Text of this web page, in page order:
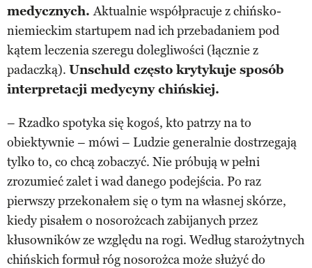
medycznych.Aktualnie współpracuje z chińsko-
niemieckim startupem nad ich przebadaniem pod
kątem leczenia szeregu dolegliwości (łącznie z
padaczką). Unschuld często krytykuje sposób
interpretacji medycyny chińskiej.
– Rzadko spotyka się kogoś, kto patrzy na to
obiektywnie – mówi – Ludzie generalnie dostrzegają
tylko to, co chcą zobaczyć. Nie próbują w pełni
zrozumieć zalet i wad danego podejścia. Po raz
pierwszy przekonałem się o tym na własnej skórze,
kiedy pisałem o nosorożcach zabijanych przez
kłusowników ze względu na rogi. Według starożytnych
chińskich formuł róg nosorożca może służyć do